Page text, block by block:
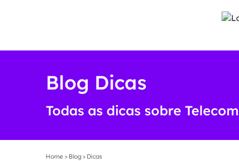
Blog Dicas
Todas as dicas sobre Telecom
Home> Blog> Dicas